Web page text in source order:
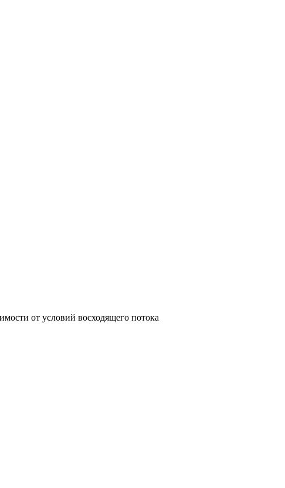
от условий восходящего потока